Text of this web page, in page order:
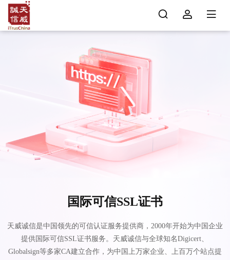
国际可信SSL证书
天威诚信是中国领先的可信认证服务提供商，2000年开始为中国企业
提供国际可信SSL证书服务。天威诚信与全球知名Digicert、
Globalsign等多家CA建立合作，为中国上万家企业、上百万个站点提